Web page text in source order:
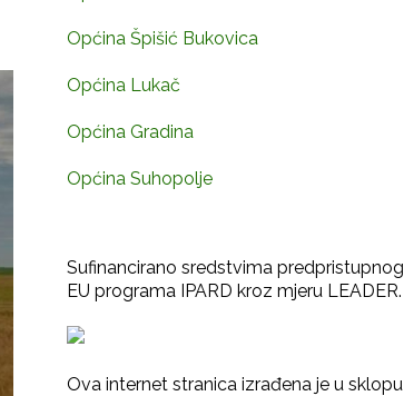
Općina Špišić Bukovica
Općina Lukač
Općina Gradina
Općina Suhopolje
Sufinancirano sredstvima predpristupnog
EU programa IPARD kroz mjeru LEADER.
Ova internet stranica izrađena je u sklopu